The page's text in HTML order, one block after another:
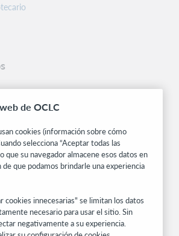
de los productos, estudios de
mucho más – directo a su bandeja de
de OCLC
cookies (información sobre cómo
selecciona “Aceptar todas las
que su navegador almacene esos datos en
que podamos brindarle una experiencia
cookies innecesarias" se limitan los datos
necesario para usar el sitio. Sin
negativamente a su experiencia.